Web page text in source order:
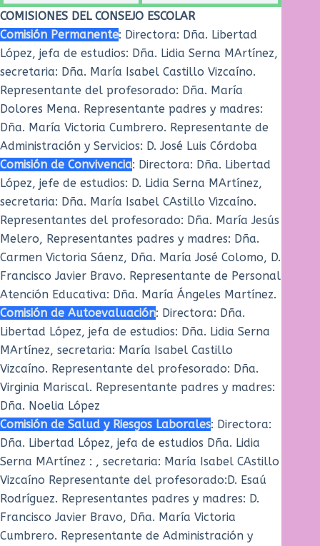
COMISIONES DEL CONSEJO ESCOLAR
Comisión Permanente: Directora: Dña. Libertad
López, jefa de estudios: Dña. Lidia Serna MArtínez,
secretaria: Dña. María Isabel Castillo Vizcaíno.
Representante del profesorado: Dña. María
Dolores Mena. Representante padres y madres:
Dña. María Victoria Cumbrero. Representante de
Administración y Servicios: D. José Luis Córdoba
Comisión de Convivencia: Directora: Dña. Libertad
López, jefe de estudios: D. Lidia Serna MArtínez,
secretaria: Dña. María Isabel CAstillo Vizcaíno.
Representantes del profesorado: Dña. María Jesús
Melero, Representantes padres y madres: Dña.
Carmen Victoria Sáenz, Dña. María José Colomo, D.
Francisco Javier Bravo. Representante de Personal
Atención Educativa: Dña. María Ángeles Martínez.
Comisión de Autoevaluación: Directora: Dña.
Libertad López, jefa de estudios: Dña. Lidia Serna
MArtínez, secretaria: María Isabel Castillo
Vizcaíno. Representante del profesorado: Dña.
Virginia Mariscal. Representante padres y madres:
Dña. Noelia López
Comisión de Salud y Riesgos Laborales: Directora:
Dña. Libertad López, jefa de estudios Dña. Lidia
Serna MArtínez : , secretaria: María Isabel CAstillo
Vizcaíno Representante del profesorado:D. Esaú
Rodríguez. Representantes padres y madres: D.
Francisco Javier Bravo, Dña. María Victoria
Cumbrero. Representante de Administración y